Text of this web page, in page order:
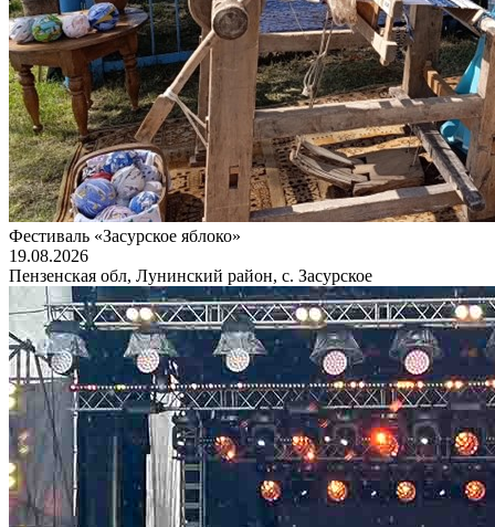
Фестиваль «Засурское яблоко»
19.08.2026
Пензенская обл, Лунинский район, с. Засурское